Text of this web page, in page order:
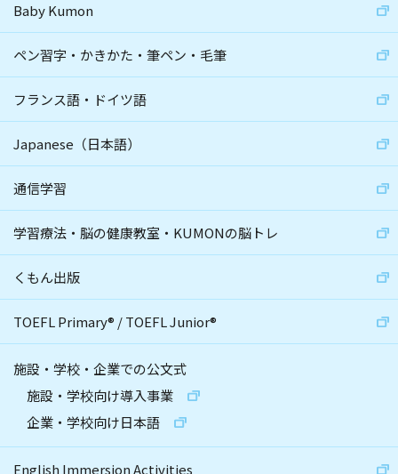
Baby Kumon
ペン習字・かきかた・筆ペン・毛筆
フランス語・ドイツ語
Japanese（日本語）
通信学習
学習療法・脳の健康教室・KUMONの脳トレ
くもん出版
TOEFL Primary® /TOEFL Junior®
施設・学校・企業での公文式
施設・学校向け導入事業
企業・学校向け日本語
English Immersion Activities